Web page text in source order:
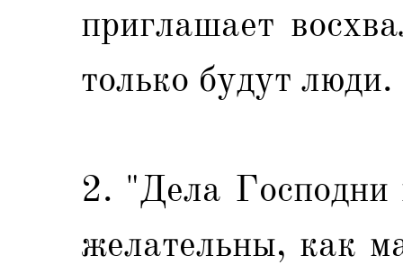
приглашает
только будут люди.
2. "Дела
желательны, как